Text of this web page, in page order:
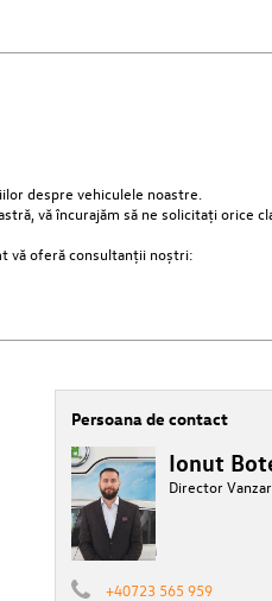
despre vehiculele noastre.
vă încurajăm să ne solicitați orice
vă oferă consultanții noștri:
Persoana de contact
Ionut
Director
+40723 565 959